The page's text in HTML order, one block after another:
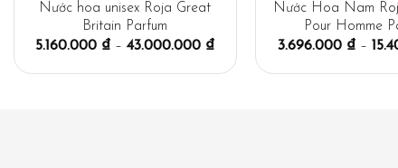
Nước hoa unisex Roja Great
Britain Parfum
5.160.000 ₫ –43.000.000 ₫
Nước Hoa Nam
Pour Homme
3.696.000 ₫ –